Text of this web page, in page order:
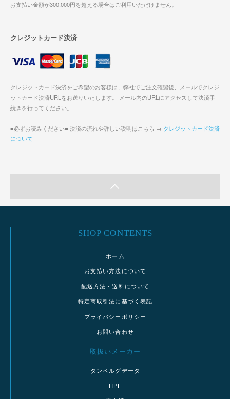
お支払い金額が300,000円を超える場合はご利用いただけません。
クレジットカード決済
クレジットカード決済をご希望のお客様は、弊社でご注文確認後、メールでクレジ
ットカード決済URLをお送りいたします。 メール内のURLにアクセスして決済手
続きを行ってください。
■必ずお読みください■ 決済の流れや詳しい説明はこちら → クレジットカード決済
について
SHOP CONTENTS
ホーム
お支払い方法について
配送方法・送料について
特定商取引法に基づく表記
プライバシーポリシー
お問い合わせ
取扱いメーカー
タンベルグデータ
HPE